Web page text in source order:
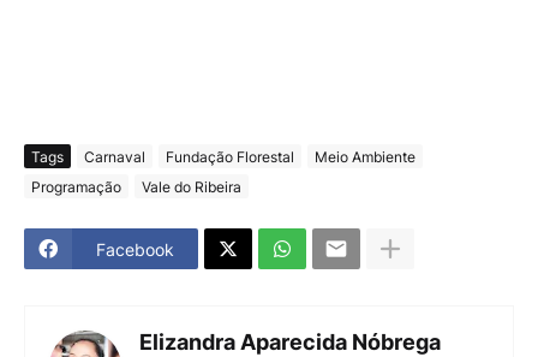
Tags Carnaval Fundação Florestal
Meio Ambiente
Programação
Vale do Ribeira
Facebook
Elizandra Aparecida Nóbrega